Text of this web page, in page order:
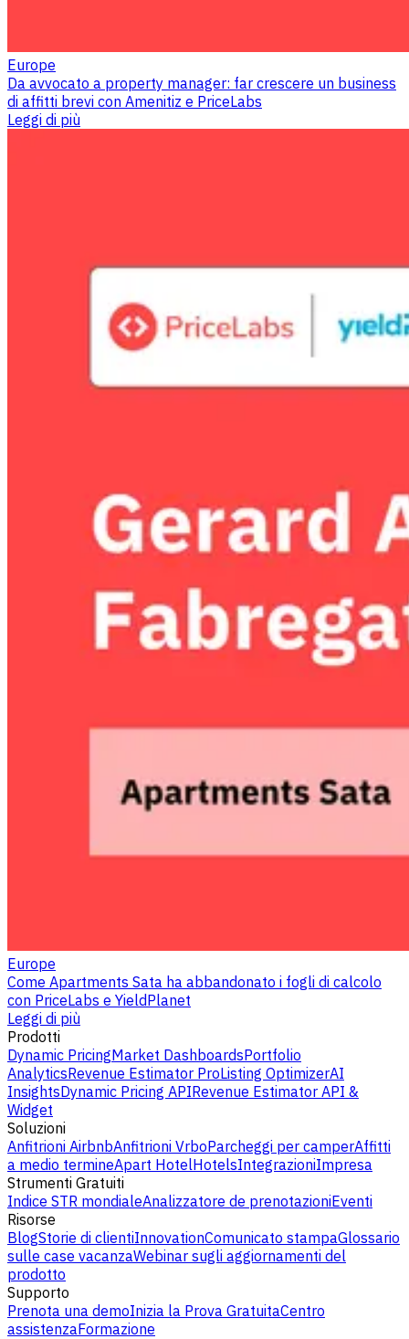
Europe
Da avvocato a property manager: far crescere un business
di affitti brevi con Amenitiz e PriceLabs
Leggi di più
Europe
Come Apartments Sata ha abbandonato i fogli di calcolo
con PriceLabs e YieldPlanet
Leggi di più
Prodotti
Dynamic PricingMarket DashboardsPortfolio
AnalyticsRevenue Estimator ProListing OptimizerAI
InsightsDynamic Pricing APIRevenue Estimator API &
Widget
Soluzioni
Anfitrioni AirbnbAnfitrioni VrboParcheggi per camperAffitti
a medio termineApart HotelHotelsIntegrazioniImpresa
Strumenti Gratuiti
Indice STR mondialeAnalizzatore de prenotazioniEventi
Risorse
BlogStorie di clientiInnovationComunicato stampaGlossario
sulle case vacanzaWebinar sugli aggiornamenti del
prodotto
Supporto
Prenota una demoInizia la Prova GratuitaCentro
assistenzaFormazione